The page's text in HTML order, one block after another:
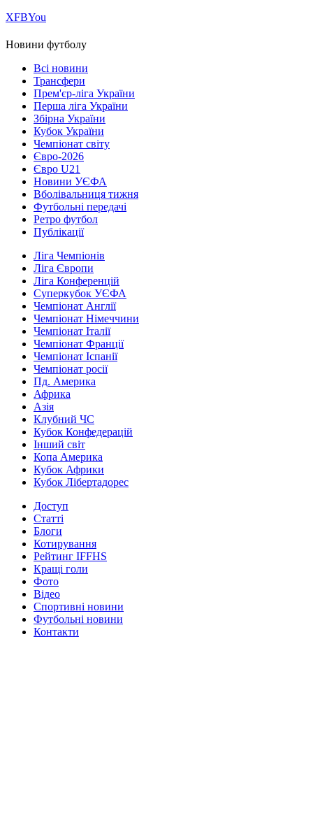
ХFBYou
Новини футболу
Всі новини
Трансфери
Прем'єр-ліга України
Перша ліга України
Збірна України
Кубок України
Чемпіонат світу
Євро-2026
Євро U21
Новини УЄФА
Вболівальниця тижня
Футбольні передачі
Ретро футбол
Публікації
Ліга Чемпіонів
Ліга Європи
Ліга Конференцій
Суперкубок УЄФА
Чемпіонат Англії
Чемпіонат Німеччини
Чемпіонат Італії
Чемпіонат Франції
Чемпіонат Іспанії
Чемпіонат росії
Пд. Америка
Африка
Азія
Клубний ЧС
Кубок Конфедерацій
Інший світ
Копа Америка
Кубок Африки
Кубок Лібертадорес
Доступ
Статті
Блоги
Котирування
Рейтинг IFFHS
Кращі голи
Фото
Відео
Спортивні новини
Футбольні новини
Контакти